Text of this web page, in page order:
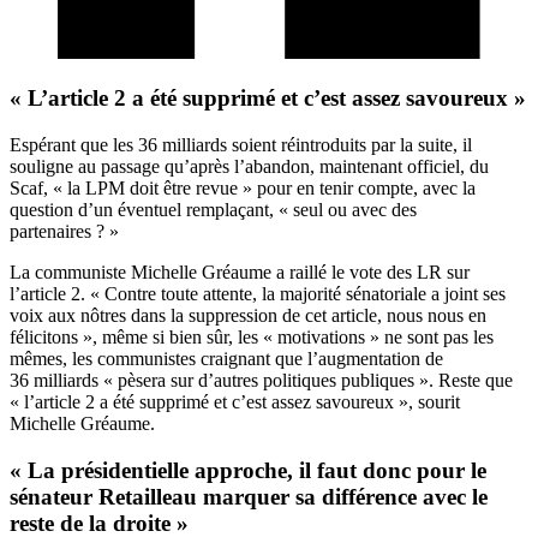
« L’article 2 a été supprimé et c’est assez savoureux »
Espérant que les 36 milliards soient réintroduits par la suite, il
souligne au passage qu’après l’abandon, maintenant officiel, du
Scaf, « la LPM doit être revue » pour en tenir compte, avec la
question d’un éventuel remplaçant, « seul ou avec des
partenaires ? »
La communiste Michelle Gréaume a raillé le vote des LR sur
l’article 2. « Contre toute attente, la majorité sénatoriale a joint ses
voix aux nôtres dans la suppression de cet article, nous nous en
félicitons », même si bien sûr, les « motivations » ne sont pas les
mêmes, les communistes craignant que l’augmentation de
36 milliards « pèsera sur d’autres politiques publiques ». Reste que
« l’article 2 a été supprimé et c’est assez savoureux », sourit
Michelle Gréaume.
« La présidentielle approche, il faut donc pour le
sénateur Retailleau marquer sa différence avec le
reste de la droite »